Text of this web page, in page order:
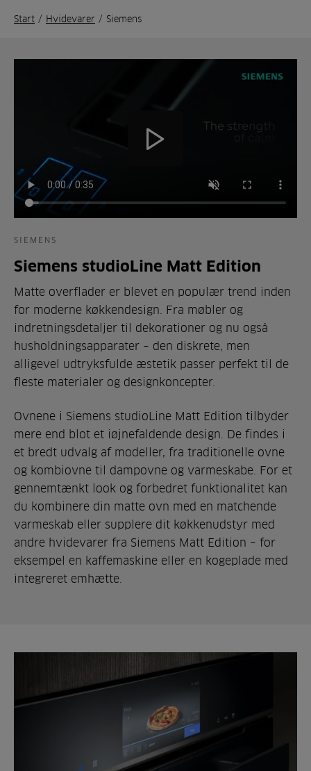
Start / Hvidevarer / Siemens
SIEMENS
Siemens studioLine Matt Edition
Matte overflader er blevet en populær trend inden
for moderne køkkendesign. Fra møbler og
indretningsdetaljer til dekorationer og nu også
husholdningsapparater – den diskrete, men
alligevel udtryksfulde æstetik passer perfekt til de
fleste materialer og designkoncepter.
Ovnene i Siemens studioLine Matt Edition tilbyder
mere end blot et iøjnefaldende design. De findes i
et bredt udvalg af modeller, fra traditionelle ovne
og kombiovne til dampovne og varmeskabe. For et
gennemtænkt look og forbedret funktionalitet kan
du kombinere din matte ovn med en matchende
varmeskab eller supplere dit køkkenudstyr med
andre hvidevarer fra Siemens Matt Edition – for
eksempel en kaffemaskine eller en kogeplade med
integreret emhætte.